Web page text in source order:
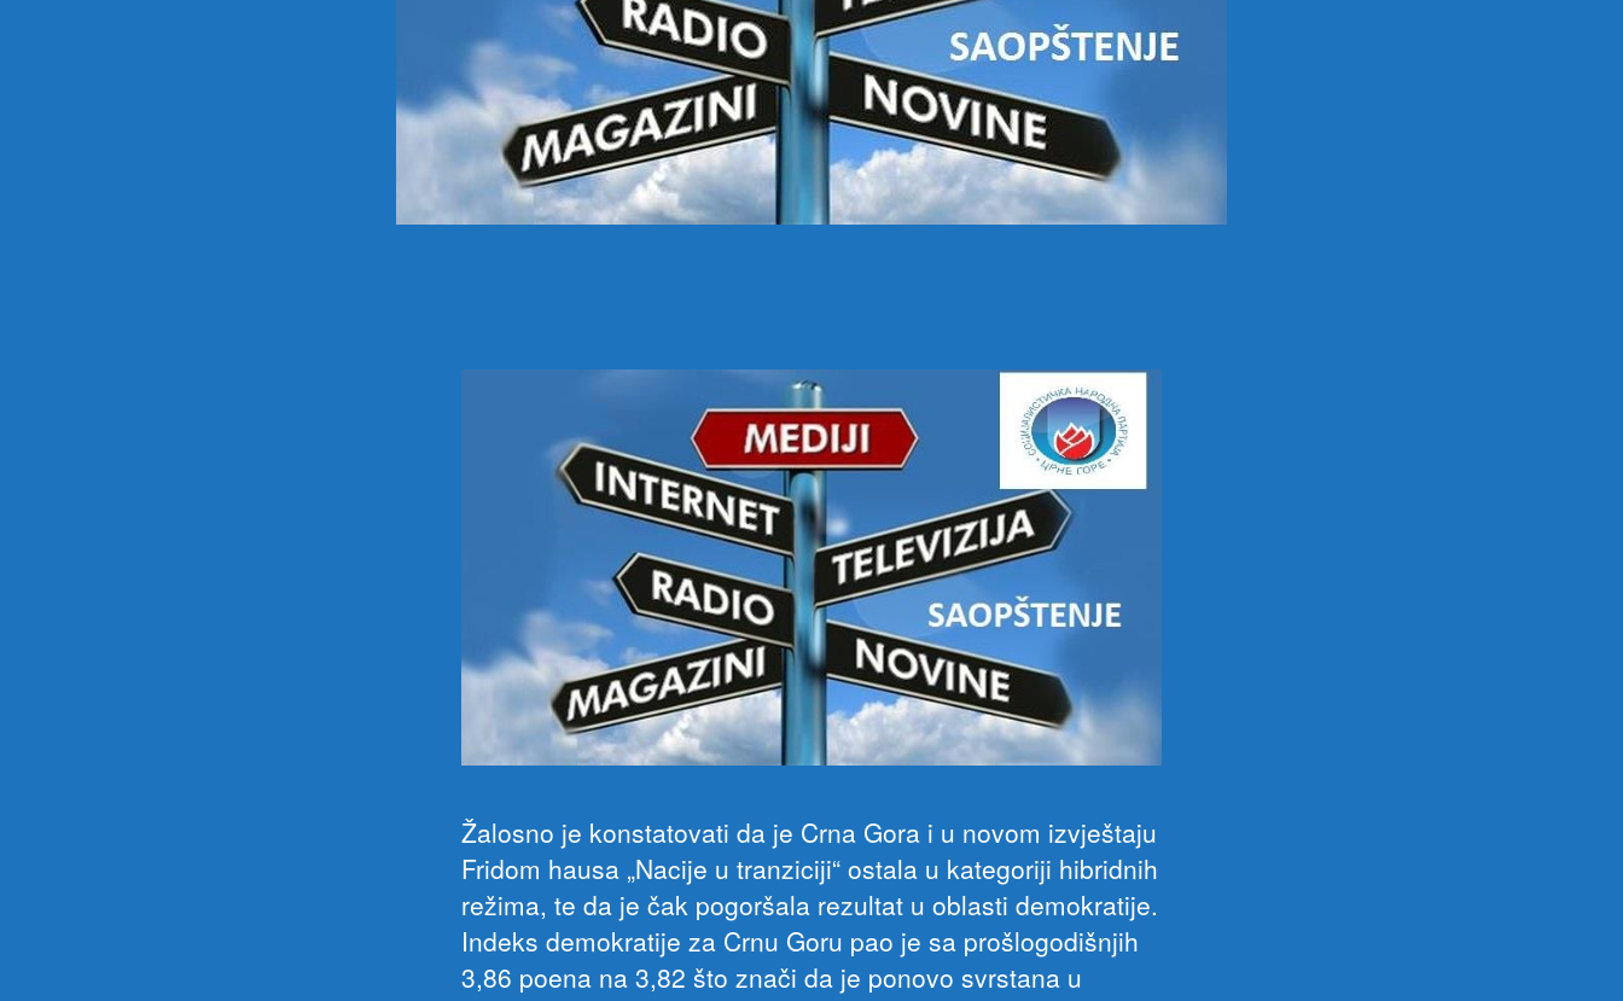
Žalosno je konstatovati da je Crna Gora i u novom izvještaju
Fridom hausa „Nacije u tranziciji“ ostala u kategoriji hibridnih
režima, te da je čak pogoršala rezultat u oblasti demokratije.
Indeks demokratije za Crnu Goru pao je sa prošlogodišnjih
3,86 poena na 3,82 što znači da je ponovo svrstana u